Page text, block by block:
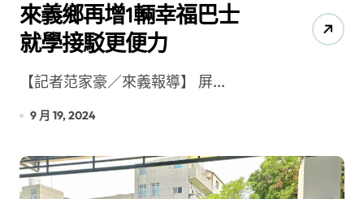
來義鄉再增1輛幸福巴士
就學接駁更便力
【記者范家豪／來義報導】 屏...
9 月 19, 2024